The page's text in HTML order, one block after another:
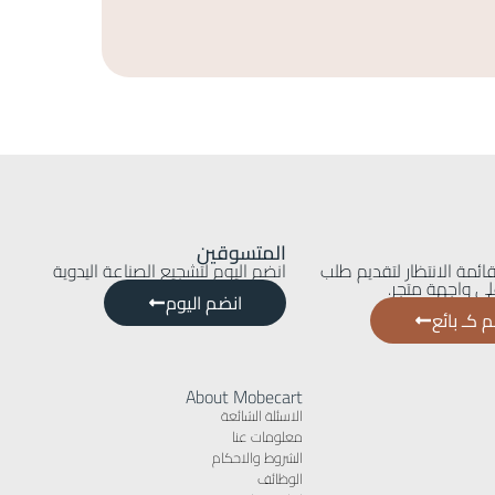
الانتظار لتقديم طلب
واجهة متجر.
كـ بائع
المتسوقين
انضم اليوم لتشجيع الصناعة اليدوية
انضم اليوم
About Mobecart
الاسئلة الشائعة
معلومات عنا
الشروط والاحكام
الوظائف